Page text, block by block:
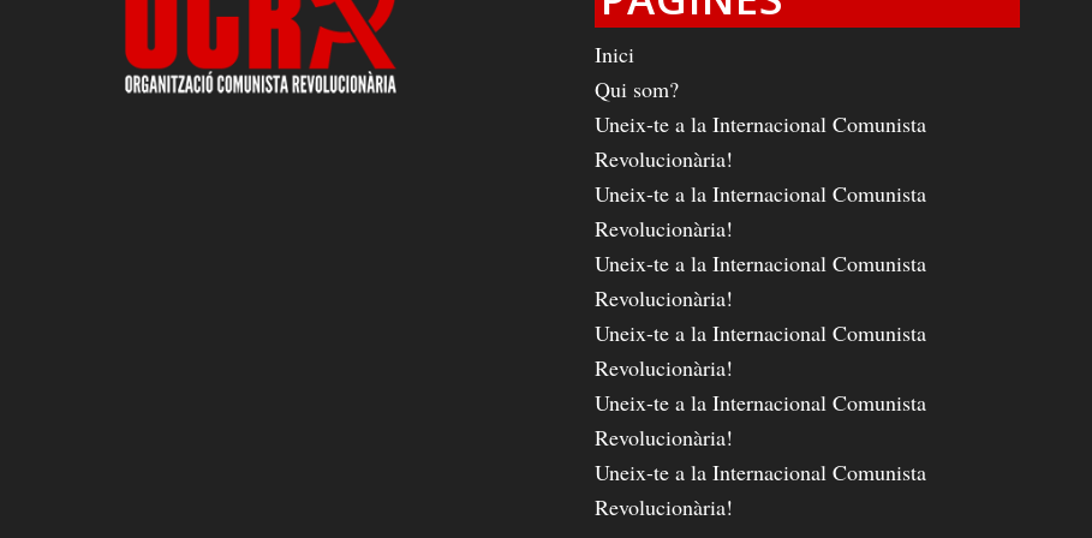
Inici
Qui som?
Uneix-te a la Internacional Comunista
Revolucionària!
Uneix-te a la Internacional Comunista
Revolucionària!
Uneix-te a la Internacional Comunista
Revolucionària!
Uneix-te a la Internacional Comunista
Revolucionària!
Uneix-te a la Internacional Comunista
Revolucionària!
Uneix-te a la Internacional Comunista
Revolucionària!